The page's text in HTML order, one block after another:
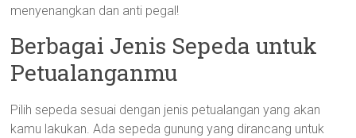
menyenangkan dan anti pegal!
Berbagai Jenis Sepeda untuk
Petualanganmu
Pilih sepeda sesuai dengan jenis petualangan yang akan
kamu lakukan. Ada sepeda gunung yang dirancang untuk